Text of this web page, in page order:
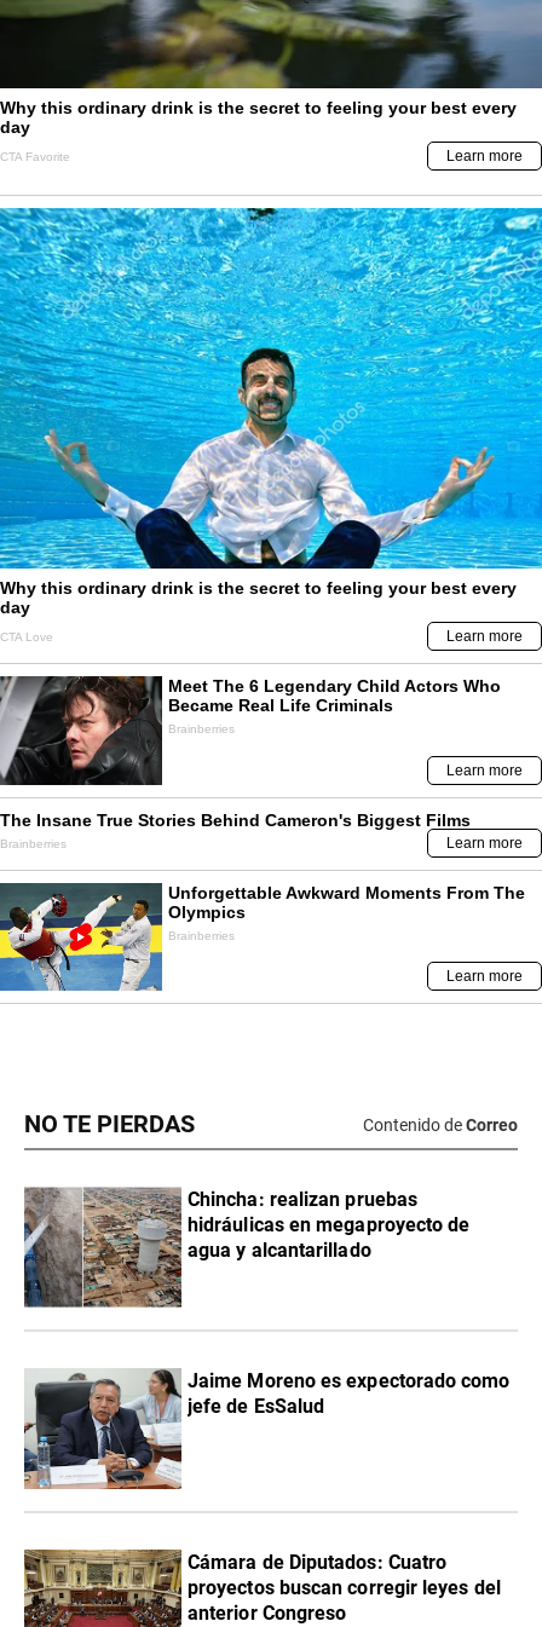
NO TE PIERDAS Contenido deCorreo
Chincha: realizan pruebas
hidráulicas en megaproyecto de
agua y alcantarillado
Jaime Moreno es expectorado como
jefe de EsSalud
Cámara de Diputados: Cuatro
proyectos buscan corregir leyes del
anterior Congreso